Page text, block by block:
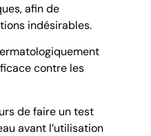
afin de
indésirables.
contre les
de faire un test
avant l’utilisation